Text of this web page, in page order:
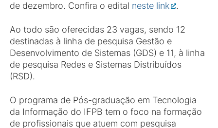
de dezembro. Confira o edital neste link .
Ao todo são oferecidas 23 vagas, sendo 12
destinadas à linha de pesquisa Gestão e
Desenvolvimento de Sistemas (GDS) e 11, à linha
de pesquisa Redes e Sistemas Distribuídos
(RSD).
O programa de Pós-graduação em Tecnologia
da Informação do IFPB tem o foco na formação
de profissionais que atuem com pesquisa